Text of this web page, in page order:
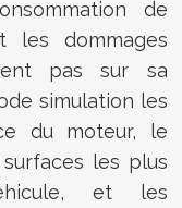
de
les dommages
pas sur sa
simulation les
du moteur, le
les plus
et les